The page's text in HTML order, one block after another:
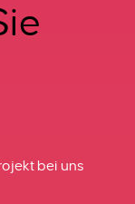
bei uns